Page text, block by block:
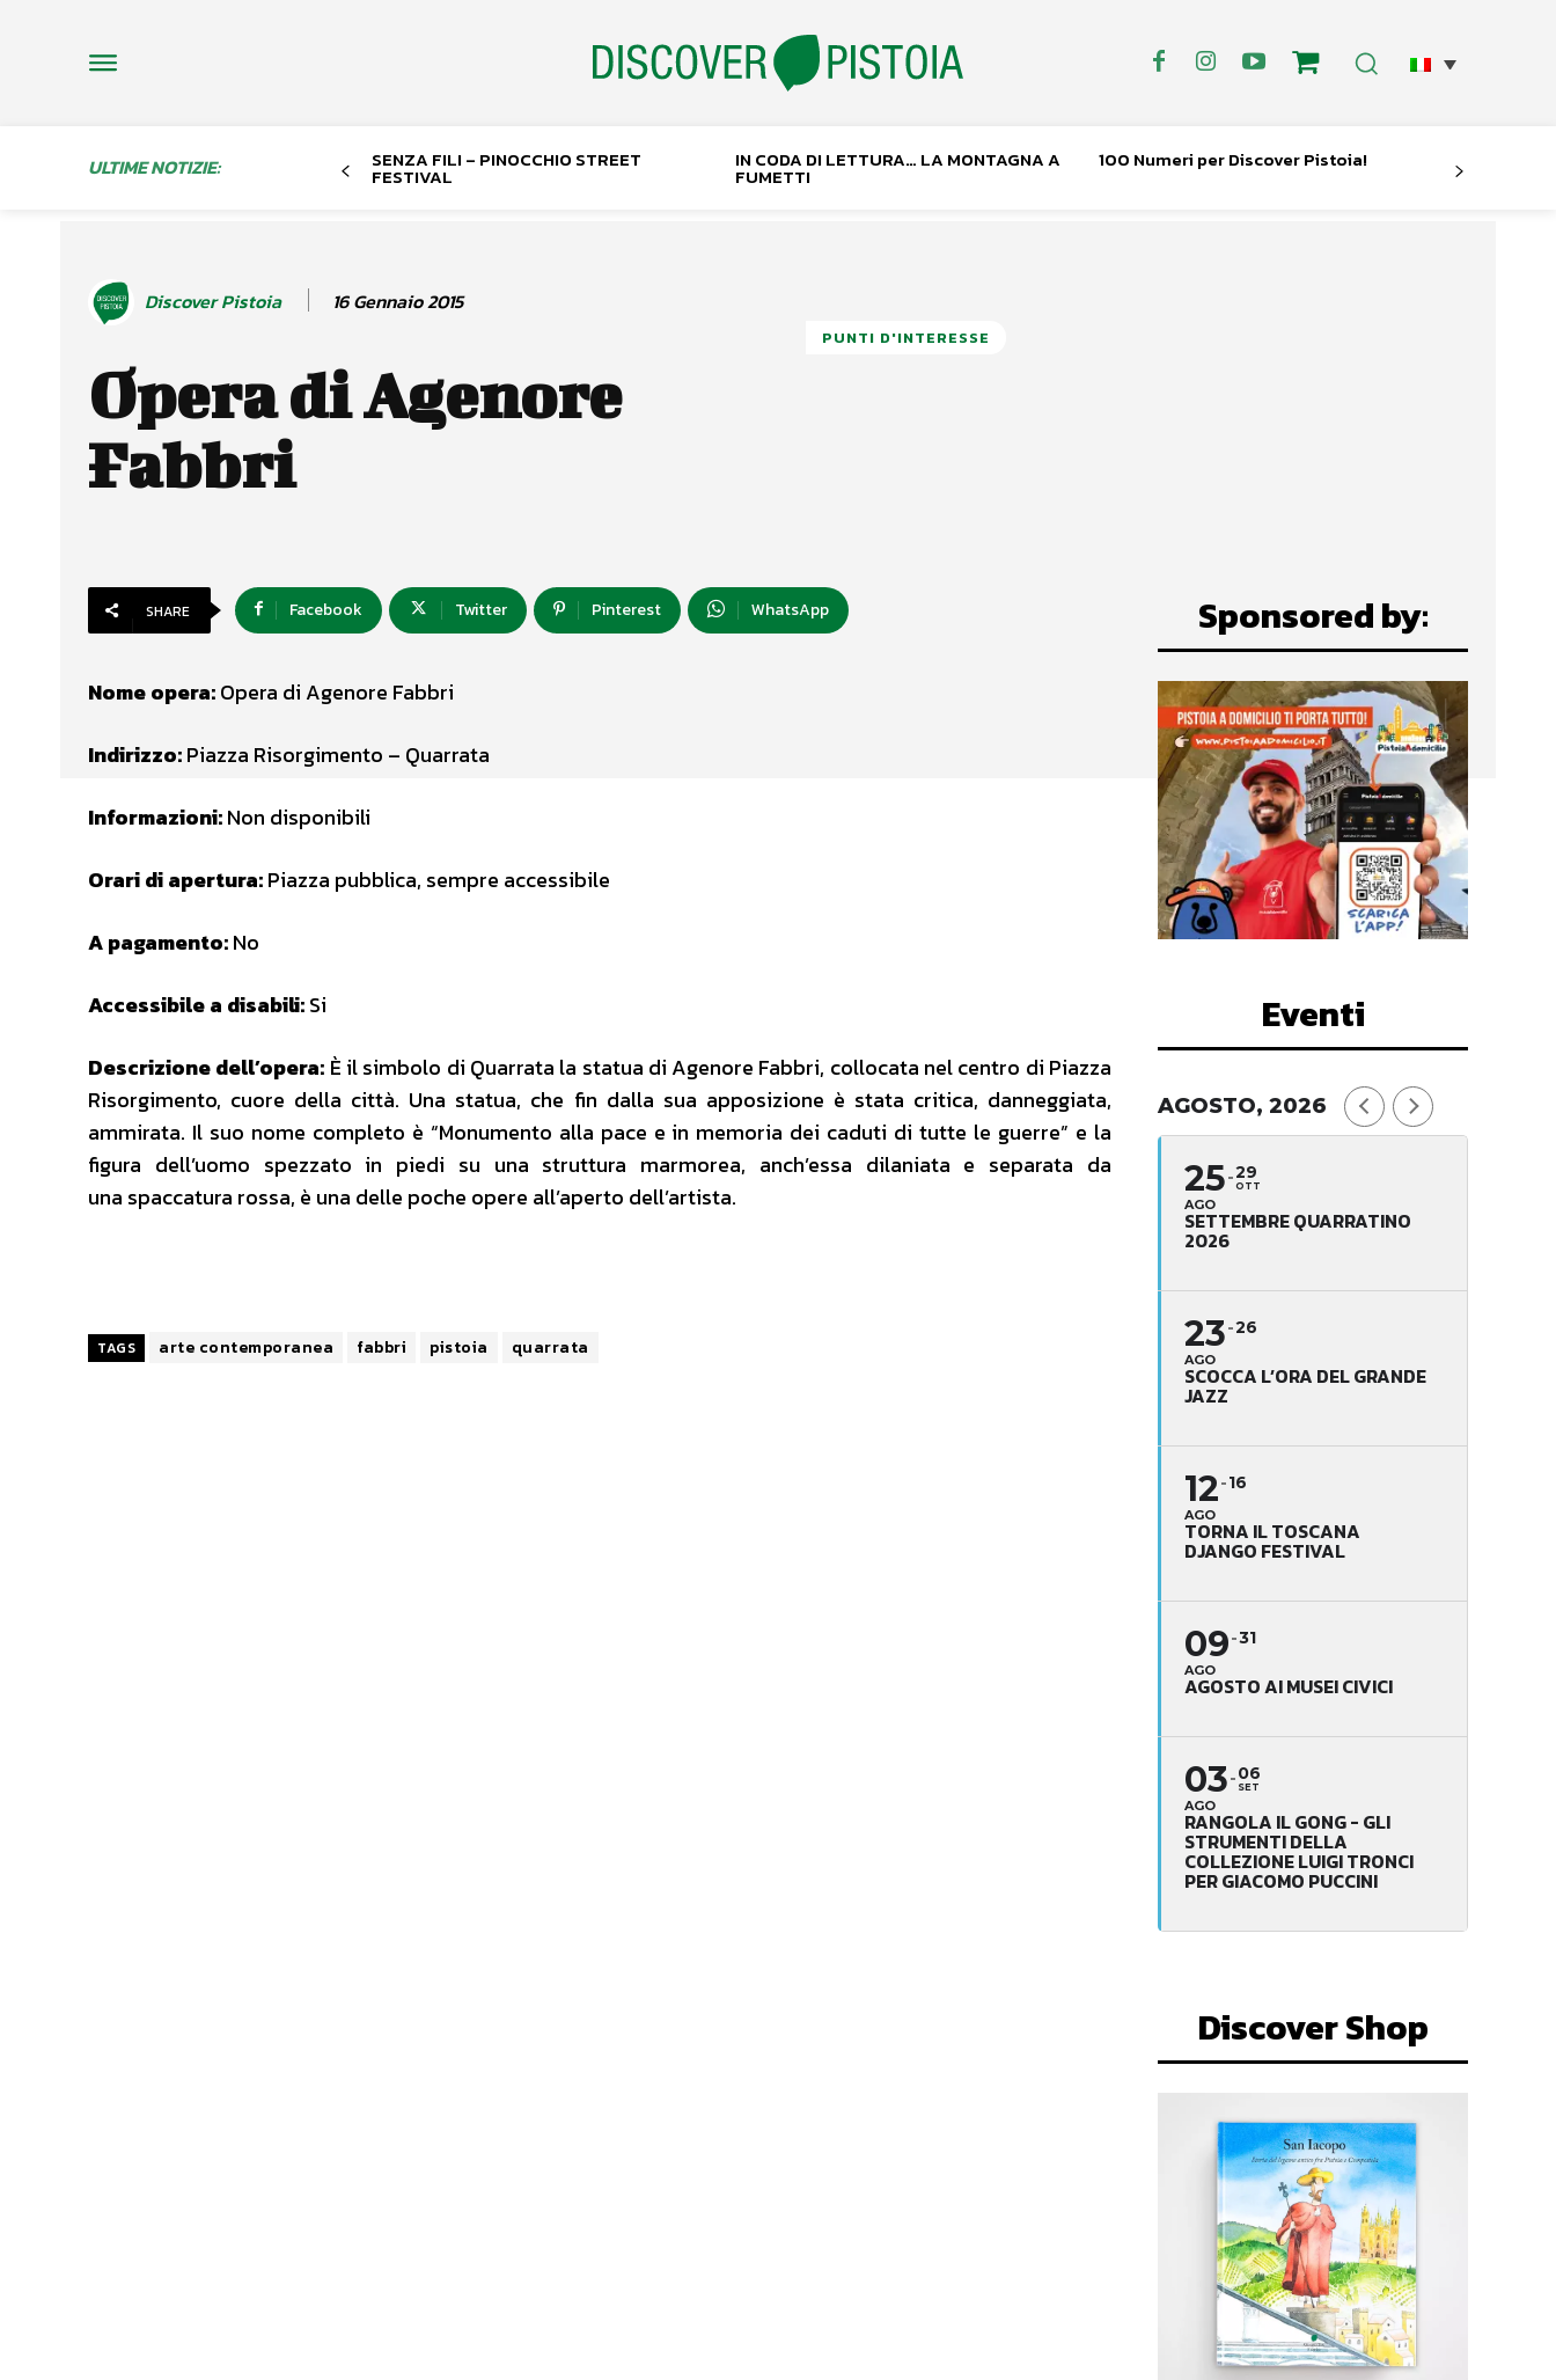
ULTIME NOTIZIE: SENZA FILI – PINOCCHIO STREET
FESTIVAL
IN CODA DI LETTURA… LA MONTAGNA A
FUMETTI
100 Numeri per Discover Pistoia!
Discover Pistoia 16 Gennaio 2015
Opera di Agenore
Fabbri
PUNTI D'INTERESSE
SHARE Facebook Twitter Pinterest WhatsApp
Nome opera:Opera di Agenore Fabbri
Indirizzo:Piazza Risorgimento – Quarrata
Informazioni:Non disponibili
Orari di apertura:Piazza pubblica, sempre accessibile
A pagamento:No
Accessibile a disabili:Si
Descrizione dell’opera: È il simbolo di Quarrata la statua di Agenore Fabbri, collocata nel centro di Piazza
Risorgimento, cuore della città. Una statua, che fin dalla sua apposizione è stata critica, danneggiata,
ammirata. Il suo nome completo è “Monumento alla pace e in memoria dei caduti di tutte le guerre” e la
figura dell’uomo spezzato in piedi su una struttura marmorea, anch’essa dilaniata e separata da
una spaccatura rossa, è una delle poche opere all’aperto dell’artista.
TAGS arte contemporanea fabbri pistoia quarrata
Sponsored by:
Eventi
AGOSTO, 2026
25
AGO
29
OTT
SETTEMBRE QUARRATINO
2026
23
AGO
26
SCOCCA L’ORA DEL GRANDE
JAZZ
12
AGO
16
TORNA IL TOSCANA
DJANGO FESTIVAL
09
AGO
31
AGOSTO AI MUSEI CIVICI
03
AGO
06
SET
RANGOLA IL GONG - GLI
STRUMENTI DELLA
COLLEZIONE LUIGI TRONCI
PER GIACOMO PUCCINI
Discover Shop